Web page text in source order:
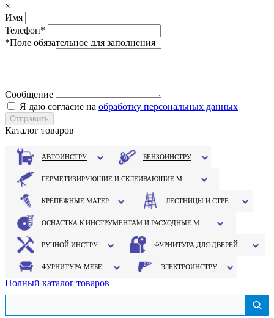
×
Имя
Телефон*
*Поле обязательное для заполнения
Сообщение
Я даю согласие на обработку персональных данных
Каталог товаров
Полный каталог товаров